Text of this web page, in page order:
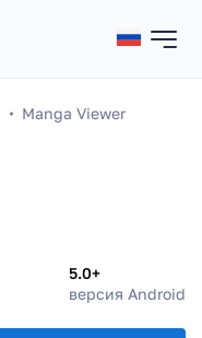
Manga Viewer
5.0+
версия Android